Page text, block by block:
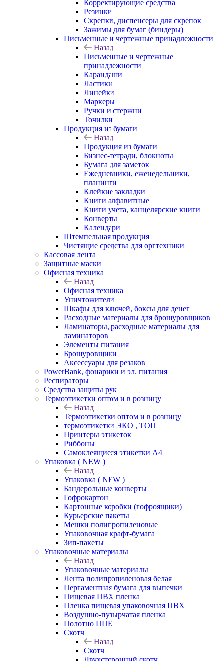
Корректирующие средства
Резинки
Скрепки, диспенсеры для скрепок
Зажимы для бумаг (биндеры)
Письменные и чертежные принадлежности
Назад
Письменные и чертежные
принадлежности
Карандаши
Ластики
Линейки
Маркеры
Ручки и стержни
Точилки
Продукция из бумаги
Назад
Продукция из бумаги
Бизнес-тетради, блокноты
Бумага для заметок
Ежедневники, еженедельники,
планинги
Клейкие закладки
Книги алфавитные
Книги учета, канцелярские книги
Конверты
Календари
Штемпельная продукция
Чистящие средства для оргтехники
Кассовая лента
Защитные маски
Офисная техника
Назад
Офисная техника
Уничтожители
Шкафы для ключей, боксы для денег
Расходные материалы для брошуровщиков
Ламинаторы, расходные материалы для
ламинаторов
Элементы питания
Брошуровщики
Аксессуары для резаков
PowerBank, фонарики и эл. питания
Респираторы
Средства защиты рук
Термоэтикетки оптом и в розницу
Назад
Термоэтикетки оптом и в розницу
термоэтикетки ЭКО , ТОП
Принтеры этикеток
Риббоны
Самоклеящиеся этикетки А4
Упаковка ( NEW )
Назад
Упаковка ( NEW )
Бандерольные конверты
Гофрокартон
Картонные коробки (гофроящики)
Курьерские пакеты
Мешки полипропиленовые
Упаковочная крафт-бумага
Зип-пакеты
Упаковочные материалы
Назад
Упаковочные материалы
Лента полипропиленовая белая
Пергаментная бумага для выпечки
Пищевая ПВХ пленка
Пленка пищевая упаковочная ПВХ
Воздушно-пузырчатая пленка
Полотно ППЕ
Скотч
Назад
Скотч
Двухсторонний скотч